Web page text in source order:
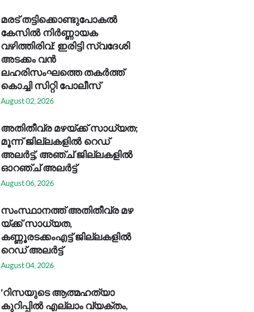
മരട് തട്ടിക്കൊണ്ടുപോകൽ
കേസിൽ നിർണ്ണായക
വഴിത്തിരിവ്: ഇരിട്ടി സ്വദേശി
അടക്കം വൻ
ലഹരിസംഘത്തെ തകർത്ത്
കൊച്ചി സിറ്റി പോലീസ്
August 02, 2026
അതിതീവ്ര മഴയ്ക്ക് സാധ്യത;
മൂന്ന് ജില്ലകളിൽ റെഡ്
അലർട്ട്, അഞ്ച് ജില്ലകളിൽ
ഓറഞ്ച് അലർട്ട്
August 06, 2026
സം​സ്ഥാ​ന​ത്ത് അ​തി​തീ​വ്ര മ​ഴ​
യ്ക്ക് സാ​ധ്യ​ത,
കണ്ണൂരടക്കംഎ​ട്ട് ജി​ല്ല​ക​ളി​ൽ
റെ​ഡ് അ​ലർ​ട്ട്
August 04, 2026
'റിസയുടെ ആത്മഹത്യാ
കുറിപ്പിൽ എല്ലാം വ്യക്തം,